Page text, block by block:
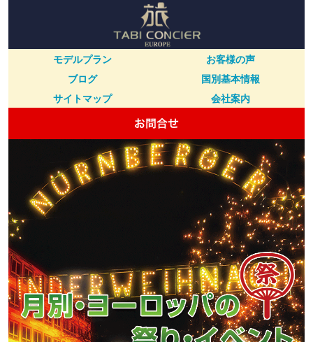
モデルプラン
お客様の声
ブログ
国別基本情報
サイトマップ
会社案内